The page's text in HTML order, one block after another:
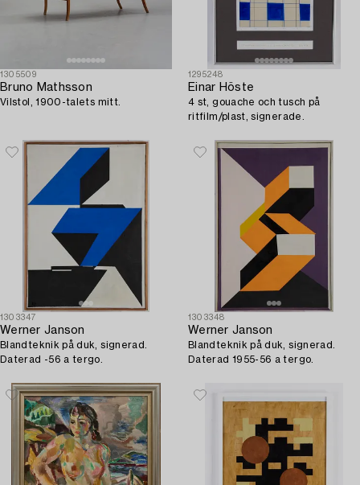
1305509
Bruno Mathsson
Vilstol, 1900-talets mitt.
1295248
Einar Höste
4 st, gouache och tusch på
ritfilm/plast, signerade.
1303347
Werner Janson
Blandteknik på duk, signerad.
Daterad -56 a tergo.
1303348
Werner Janson
Blandteknik på duk, signerad.
Daterad 1955-56 a tergo.